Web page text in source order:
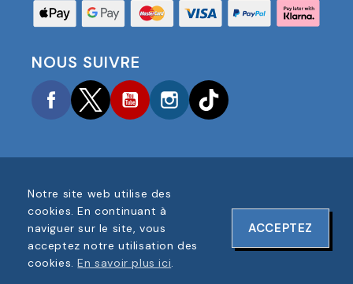
NOUS SUIVRE
FacebookTwitterYouTubeInstagram
COPYRIGHT © 2025 FOOTBALL AMERICA UK TOUS
DROITS RÉSERVÉS
NUMÉRO D'ENREGISTREMENT DE L'ENTREPRISE :
06354287
CONCEPTION DU SITE WEB PAR
Notre site web utilise des
cookies. En continuant à
naviguer sur le site, vous
acceptez notre utilisation des
cookies.En savoir plus ici.
ACCEPTEZ